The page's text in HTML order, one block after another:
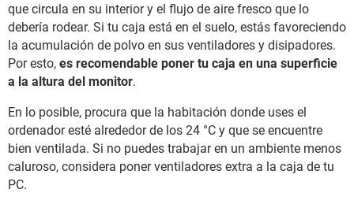
que circula en su interior y el flujo de aire fresco que lo
debería rodear. Si tu caja está en el suelo, estás favoreciendo
la acumulación de polvo en sus ventiladores y disipadores.
Por esto, es recomendable poner tu caja en una superficie
a la altura del monitor.
En lo posible, procura que la habitación donde uses el
ordenador esté alrededor de los 24 °C y que se encuentre
bien ventilada. Si no puedes trabajar en un ambiente menos
caluroso, considera poner ventiladores extra a la caja de tu
PC.